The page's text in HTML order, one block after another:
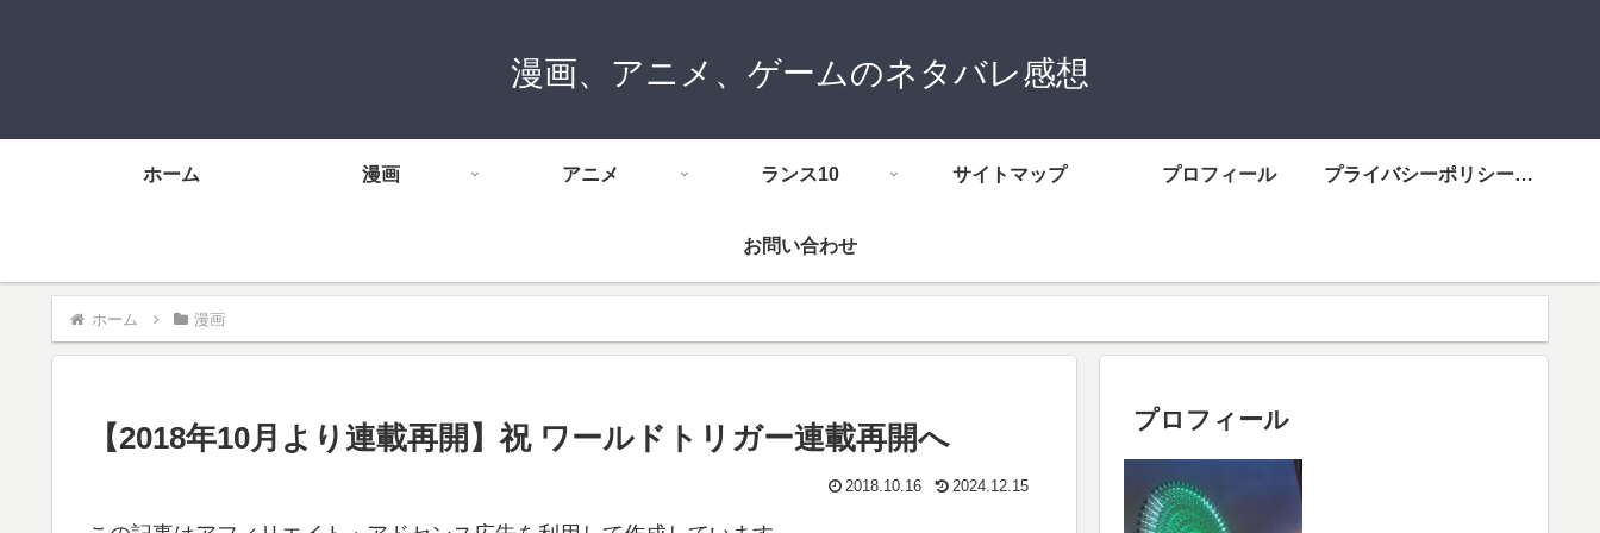
漫画、アニメ、ゲームのネタバレ感想
ホーム 漫画 アニメ ランス10 サイトマップ プロフィール プライバシーポリシーについて
お問い合わせ
ホーム 漫画
【2018年10月より連載再開】祝 ワールドトリガー連載再開へ
2018.10.16 2024.12.15
プロフィール